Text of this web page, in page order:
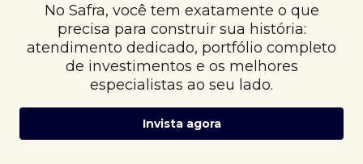
No Safra, você tem exatamente o que
precisa para construir sua história:
atendimento dedicado, portfólio completo
de investimentos e os melhores
especialistas ao seu lado.
Invista agora